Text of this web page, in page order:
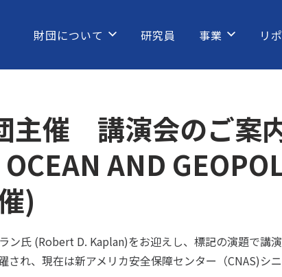
財団について 研究員 事業 リ
主催 講演会のご案内
AND
)
ン氏 (Robert D. Kaplan)をお迎えし、標記の演題で講
され、現在は新アメリカ安全保障センター（CNAS)